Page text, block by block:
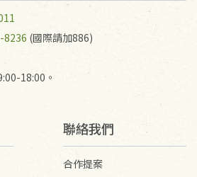
8236 (國際請加886)
18:00。
聯絡我們
合作提案